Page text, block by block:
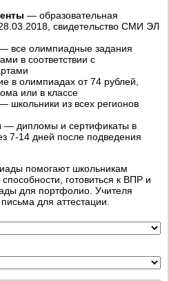
— образовательная
свидетельство СМИ ЭЛ
все олимпиадные задания
в соответствии с
в олимпиадах от 74 рублей,
или в классе
школьники из всех регионов
— дипломы и сертификаты в
7-14 дней после подведения
помогают школьникам
готовиться к ВПР и
для портфолио. Учителя
для аттестации.